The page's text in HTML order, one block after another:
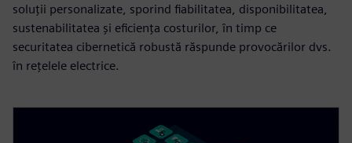
soluții personalizate, sporind fiabilitatea, disponibilitatea,
sustenabilitatea și eficiența costurilor, în timp ce
securitatea cibernetică robustă răspunde provocărilor dvs.
în rețelele electrice.